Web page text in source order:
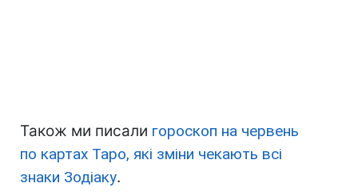
Також ми писали гороскоп на червень
по картах Таро, які зміни чекають всі
знаки Зодіаку.